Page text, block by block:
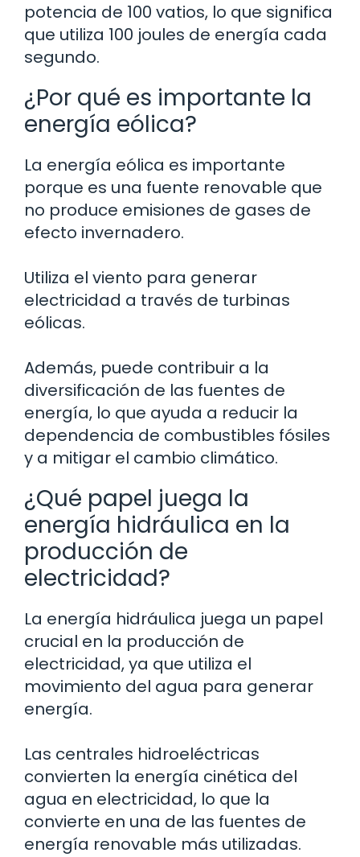
potencia de 100 vatios, lo que significa
que utiliza 100 joules de energía cada
segundo.
¿Por qué es importante la
energía eólica?
La energía eólica es importante
porque es una fuente renovable que
no produce emisiones de gases de
efecto invernadero.
Utiliza el viento para generar
electricidad a través de turbinas
eólicas.
Además, puede contribuir a la
diversificación de las fuentes de
energía, lo que ayuda a reducir la
dependencia de combustibles fósiles
y a mitigar el cambio climático.
¿Qué papel juega la
energía hidráulica en la
producción de
electricidad?
La energía hidráulica juega un papel
crucial en la producción de
electricidad, ya que utiliza el
movimiento del agua para generar
energía.
Las centrales hidroeléctricas
convierten la energía cinética del
agua en electricidad, lo que la
convierte en una de las fuentes de
energía renovable más utilizadas.